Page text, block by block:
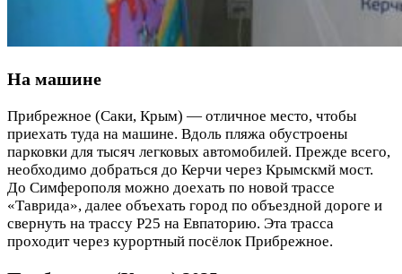
На машине
Прибрежное (Саки, Крым) — отличное место, чтобы
приехать туда на машине. Вдоль пляжа обустроены
парковки для тысяч легковых автомобилей. Прежде всего,
необходимо добраться до Керчи через Крымскмй мост.
До Симферополя можно доехать по новой трассе
«Таврида», далее объехать город по объездной дороге и
свернуть на трассу Р25 на Евпаторию. Эта трасса
проходит через курортный посёлок Прибрежное.